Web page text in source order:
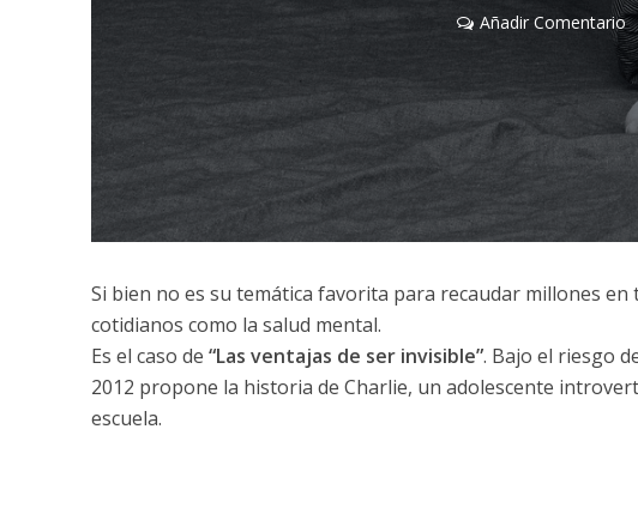
Añadir Comentario
Si bien no es su temática favorita para recaudar millones
cotidianos como la salud mental.
Es el caso de “Las ventajas de ser invisible”. Bajo el riesgo
2012 propone la historia de Charlie, un adolescente
escuela.